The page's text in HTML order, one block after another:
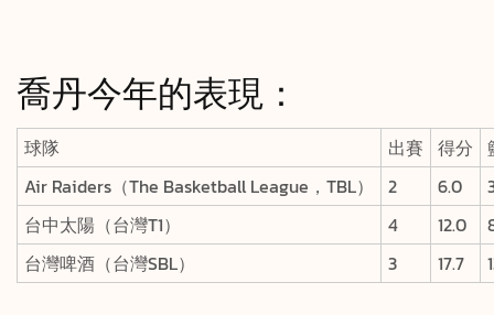
喬丹今年的表現：
球隊 出賽 得分
Air Raiders（The Basketball League，TBL）
2 6.0
台中太陽（台灣T1）
4 12.0
台灣啤酒（台灣SBL）
3 17.7